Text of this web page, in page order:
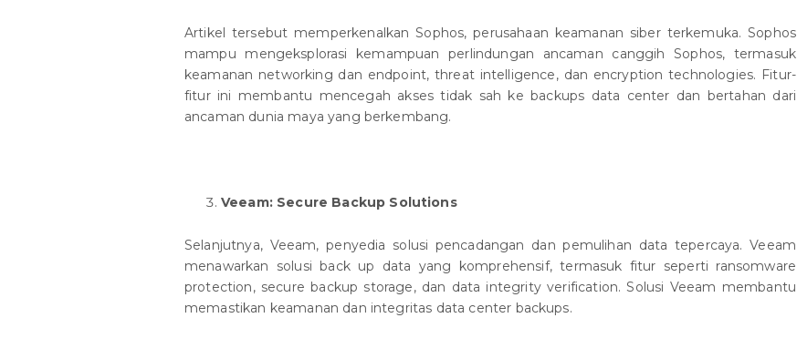
Artikel tersebut memperkenalkan Sophos, perusahaan keamanan siber terkemuka. Sophos
mampu mengeksplorasi kemampuan perlindungan ancaman canggih Sophos, termasuk
keamanan networking dan endpoint, threat intelligence, dan encryption technologies. Fitur-
fitur ini membantu mencegah akses tidak sah ke backups data center dan bertahan dari
ancaman dunia maya yang berkembang.
Veeam: Secure Backup Solutions
Selanjutnya, Veeam, penyedia solusi pencadangan dan pemulihan data tepercaya. Veeam
menawarkan solusi back up data yang komprehensif, termasuk fitur seperti ransomware
protection, secure backup storage, dan data integrity verification. Solusi Veeam membantu
memastikan keamanan dan integritas data center backups.